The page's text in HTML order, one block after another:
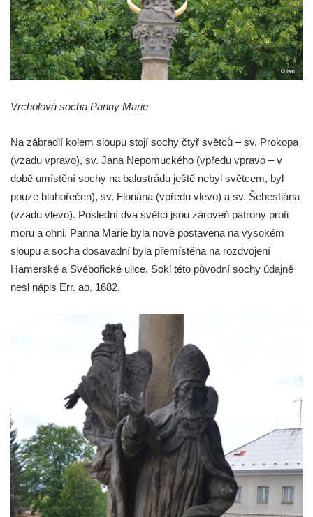
Sloup Panny Marie v Hradci Králové
Sloup Panny Marie v Turnově
Sloup s kaplicí v Železném Brodě
Sloup s kaplicí v Hořicích
Sloup Panny Marie v Semilech
Ploučnicí
Sloup Panny Marie v Cebivi
Sloup Panny Marie v Kynšperku nad Ohří
Sloup Panny Marie ve Stříbře
Sloup svatého Floriána v Bezdružicích
Sloup Nejsvětější Trojice ve Žluticích
Sloup se sochami Ukřižovaného a Bolestné
Panny Marie u hřbitova v Místě
Sloup se sochou Ukřižovaného u hřbitova v
Místě
Pilíř s Ukřižovaným a reliéfem Bolestné
Panny Marie v Místě
Sloup s kaplicemi v Místě
Sloup Nejsvětější Trojice v Místě
Sloup se sochou Ukřižovaného v Místě
Vrcholová socha Panny Marie
Na zábradlí kolem sloupu stojí sochy čtyř světců – sv. Prokopa
(vzadu vpravo), sv. Jana Nepomuckého (vpředu vpravo – v
době umístění sochy na balustrádu ještě nebyl světcem, byl
pouze blahořečen), sv. Floriána (vpředu vlevo) a sv. Šebestiána
(vzadu vlevo). Poslední dva světci jsou zároveň patrony proti
moru a ohni. Panna Marie byla nově postavena na vysokém
sloupu a socha dosavadní byla přemístěna na rozdvojení
Hamerské a Svébořické ulice. Sokl této původní sochy údajně
nesl nápis Err. ao. 1682.